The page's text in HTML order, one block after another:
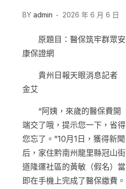
BY admin 2026 年 6 月 6 日
原題目：醫保筑牢群眾安
康保證網
貴州日報天眼消息記者
金艾
“阿姨，來歲的醫保費開
端交了哦，提示您一下，省得
您忘了。”10月1日，獲得新聞
后，家住黔南州龍里縣冠山街
道隆運社區的黃敏（假名）當
即在手機上完成了醫保繳費。